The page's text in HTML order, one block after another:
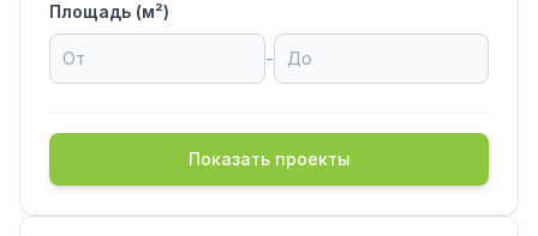
Площадь (м²)
-
Показать проекты